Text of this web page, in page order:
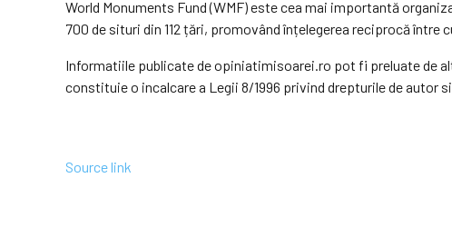
World Monuments Fund (WMF) este cea mai importantă
700 de situri din 112 țări, promovând înțelegerea reciprocă
Informatiile publicate de opiniatimisoarei.ro pot fi preluate de
constituie o incalcare a Legii 8/1996 privind drepturile de autor
Source link